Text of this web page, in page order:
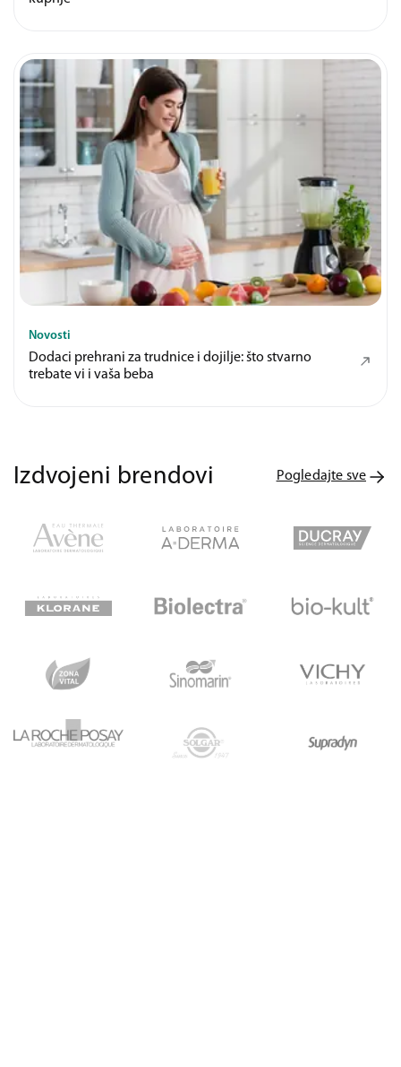
Novosti
Dodaci prehrani za trudnice i dojilje: što stvarno
trebate vi i vaša beba
Izdvojeni brendovi Pogledajte sve